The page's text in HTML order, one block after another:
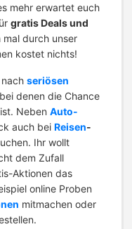
mehr erwartet euch
gratis Deals und
durch unser
kostet nichts!
seriösen
denen die Chance
Neben Auto-
auch bei Reisen-
Ihr wollt
dem Zufall
Aktionen das
online Proben
mitmachen oder